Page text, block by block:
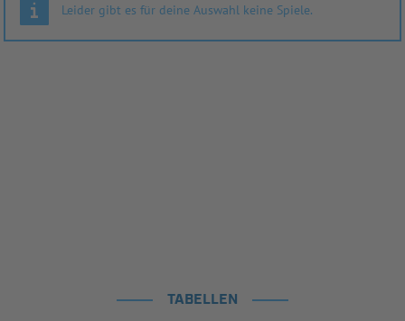
Leider gibt es für deine Auswahl keine Spiele.
TABELLEN